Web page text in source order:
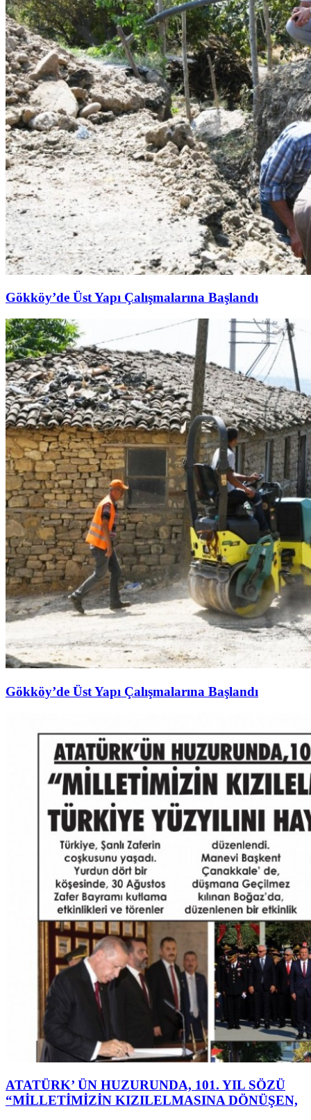
Gökköy’de Üst Yapı Çalışmalarına Başlandı
Gökköy’de Üst Yapı Çalışmalarına Başlandı
ATATÜRK’ ÜN HUZURUNDA, 101. YIL SÖZÜ
“MİLLETİMİZİN KIZILELMASINA DÖNÜŞEN,